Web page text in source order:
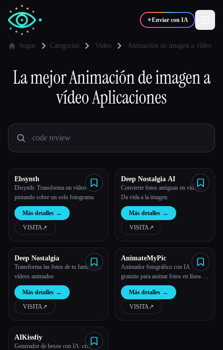
✦Enviar con IA
✍️ Escritores 🎨 Diseñadores
📈
🎓 Estudiantes
Blog
Comparar herramientas
Acerca de
Esc
hogar Categorías Video Animación de imagen a vídeo
La mejorAnimación de imagen a
vídeoAplicaciones
Ebsynth
Ebsynth: Transforma un vídeo
pintando sobre un solo fotograma
Más detalles →
VISITA↗︎
Deep Nostalgia AI
Convierte fotos antiguas en vídeos.
Da vida a la imagen.
Más detalles →
VISITA↗︎
Deep Nostalgia
Transforma las fotos de tu familia en
vídeos animados
Más detalles →
VISITA↗︎
AnimateMyPic
Animador fotográfico con IA
gratuito para animar fotos en línea |
AnimateMyPic
Más detalles →
VISITA↗︎
AIKissfiy
Generador de besos con IA: crea